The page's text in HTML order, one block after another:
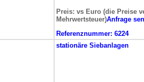
Preis: vs Euro (die Preise
Mehrwertsteuer)Anfrage
Referenznummer: 6224
stationäre Siebanlagen